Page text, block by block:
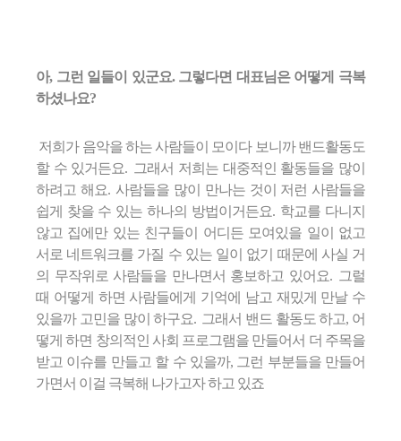
아, 그런 일들이 있군요. 그렇다면 대표님은 어떻게 극복
하셨나요?
저희가 음악을 하는 사람들이 모이다 보니까 밴드활동도
할 수 있거든요. 그래서 저희는 대중적인 활동들을 많이
하려고 해요. 사람들을 많이 만나는 것이 저런 사람들을
쉽게 찾을 수 있는 하나의 방법이거든요. 학교를 다니지
않고 집에만 있는 친구들이 어디든 모여있을 일이 없고
서로 네트워크를 가질 수 있는 일이 없기 때문에 사실 거
의 무작위로 사람들을 만나면서 홍보하고 있어요. 그럴
때 어떻게 하면 사람들에게 기억에 남고 재밌게 만날 수
있을까 고민을 많이 하구요. 그래서 밴드 활동도 하고, 어
떻게 하면 창의적인 사회 프로그램을 만들어서 더 주목을
받고 이슈를 만들고 할 수 있을까, 그런 부분들을 만들어
가면서 이걸 극복해 나가고자 하고 있죠